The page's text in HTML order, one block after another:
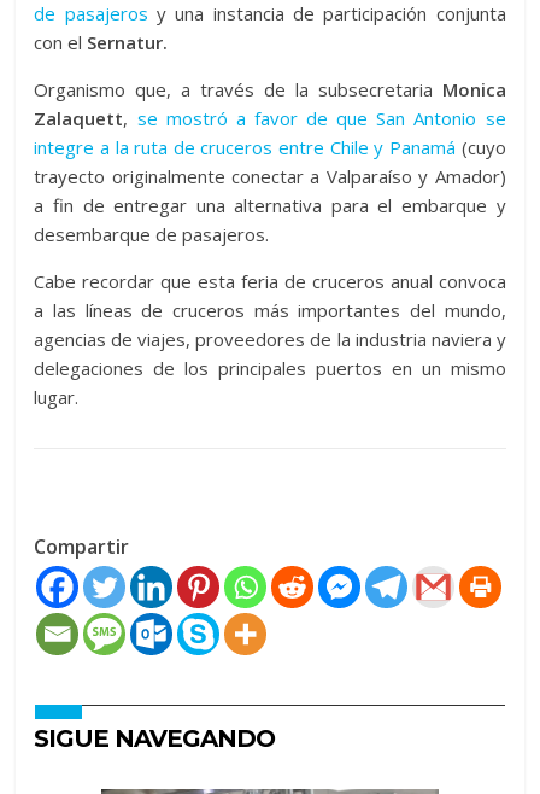
de pasajeros y una instancia de participación conjunta
con el Sernatur.
Organismo que, a través de la subsecretaria Monica
Zalaquett, se mostró a favor de que San Antonio se
integre a la ruta de cruceros entre Chile y Panamá (cuyo
trayecto originalmente conectar a Valparaíso y Amador)
a fin de entregar una alternativa para el embarque y
desembarque de pasajeros.
Cabe recordar que esta feria de cruceros anual convoca
a las líneas de cruceros más importantes del mundo,
agencias de viajes, proveedores de la industria naviera y
delegaciones de los principales puertos en un mismo
lugar.
Compartir
SIGUE NAVEGANDO